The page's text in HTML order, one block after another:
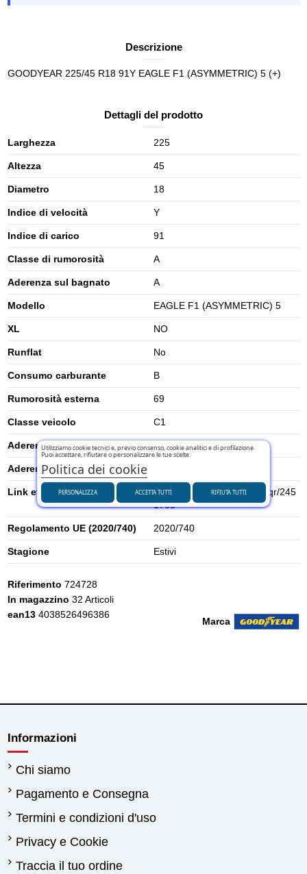
Descrizione
GOODYEAR 225/45 R18 91Y EAGLE F1 (ASYMMETRIC) 5 (+)
Dettagli del prodotto
Larghezza 225
Altezza 45
Diametro 18
Indice di velocità Y
Indice di carico 91
Classe di rumorosità A
Aderenza sul bagnato A
Modello EAGLE F1 (ASYMMETRIC) 5
XL NO
Runflat No
Consumo carburante B
Rumorosità esterna 69
Classe veicolo C1
Aderenza su neve 0
Aderenza su ghiaccio
Link etichetta energetica UE
https://eprel.ec.europa.eu/qr/245
1765
Regolamento UE (2020/740) 2020/740
Stagione Estivi
Marca
Riferimento 724728
In magazzino 32 Articoli
ean13 4038526496386
Informazioni
Chi siamo
Pagamento e Consegna
Termini e condizioni d'uso
Privacy e Cookie
Traccia il tuo ordine
Utilizziamo cookie tecnici e, previo consenso, cookie analitici e di profilazione.
Puoi accettare, rifiutare o personalizzare le tue scelte.
Politica dei cookie
PERSONALIZZA RIFIUTA TUTTI
ACCETTA TUTTI